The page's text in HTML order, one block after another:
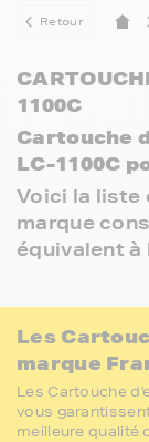
Retour
1100C
Cartouche
LC-1100C
Voici la liste
marque
équivalent à
Les
marque
Les Cartouche
vous
meilleure qualité